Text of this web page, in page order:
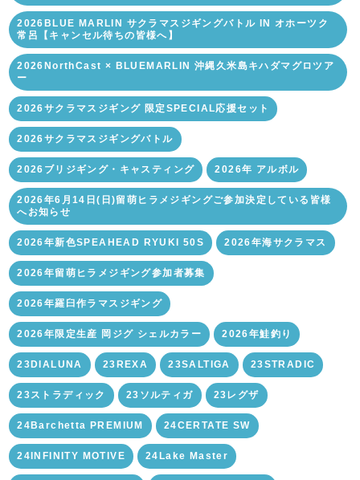
2026BLUE MARLIN サクラマスジギングバトル IN オホーツク
常呂【キャンセル待ちの皆様へ】
2026NorthCast × BLUEMARLIN 沖縄久米島キハダマグロツア
ー
2026サクラマスジギング 限定SPECIAL応援セット
2026サクラマスジギングバトル
2026ブリジギング・キャスティング 2026年 アルボル
2026年6月14日(日)留萌ヒラメジギングご参加決定している皆様
へお知らせ
2026年新色SPEAHEAD RYUKI 50S 2026年海サクラマス
2026年留萌ヒラメジギング参加者募集
2026年羅臼作ラマスジギング
2026年限定生産 岡ジグ シェルカラー 2026年鮭釣り
23DIALUNA 23REXA 23SALTIGA 23STRADIC
23ストラディック 23ソルティガ 23レグザ
24Barchetta PREMIUM 24CERTATE SW
24INFINITY MOTIVE 24Lake Master